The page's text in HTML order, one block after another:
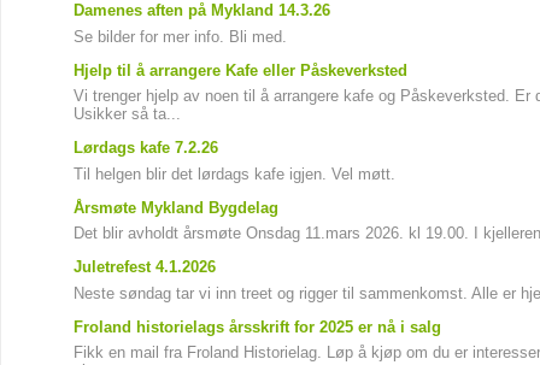
Damenes aften på Mykland 14.3.26
Se bilder for mer info. Bli med.
Hjelp til å arrangere Kafe eller Påskeverksted
Vi trenger hjelp av noen til å arrangere kafe og Påskeverksted.
Usikker så ta...
Lørdags kafe 7.2.26
Til helgen blir det lørdags kafe igjen. Vel møtt.
Årsmøte Mykland Bygdelag
Det blir avholdt årsmøte Onsdag 11.mars 2026. kl 19.00. I
Juletrefest 4.1.2026
Neste søndag tar vi inn treet og rigger til sammenkomst. Alle er
Froland historielags årsskrift for 2025 er nå i salg
Fikk en mail fra Froland Historielag. Løp å kjøp om du er